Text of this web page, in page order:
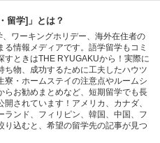
留学]」とは？
ワーキングホリデー、海外在住者の
情報メディアです。語学留学もコミ
すときはTHE RYUGAKUから！実際に
物、成功するために工夫したハウツ
寮・ホームステイの注意点やルームシ
らお勧めまとめなど、短期留学でも長
されています！アメリカ、カナダ、
ランド、フィリピン、韓国、中国、フ
り込むと、希望の留学先の記事が見つ